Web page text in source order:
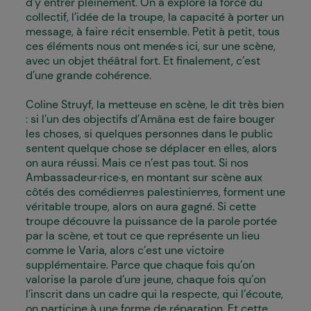
collectif, l’idée de la troupe, la capacité à porter un
message, à faire récit ensemble. Petit à petit, tous
ces éléments nous ont mené·e·s ici, sur une scène,
avec un objet théâtral fort. Et finalement, c’est
d’une grande cohérence.
Coline Struyf, la metteuse en scène, le dit très bien
: si l’un des objectifs d’Amâna est de faire bouger
les choses, si quelques personnes dans le public
sentent quelque chose se déplacer en elles, alors
on aura réussi. Mais ce n’est pas tout. Si nos
Ambassadeur·rice·s, en montant sur scène aux
côtés des comédien·nes palestinien·nes, forment une
véritable troupe, alors on aura gagné. Si cette
troupe découvre la puissance de la parole portée
par la scène, et tout ce que représente un lieu
comme le Varia, alors c’est une victoire
supplémentaire. Parce que chaque fois qu’on
valorise la parole d’un·e jeune, chaque fois qu’on
l’inscrit dans un cadre qui la respecte, qui l’écoute,